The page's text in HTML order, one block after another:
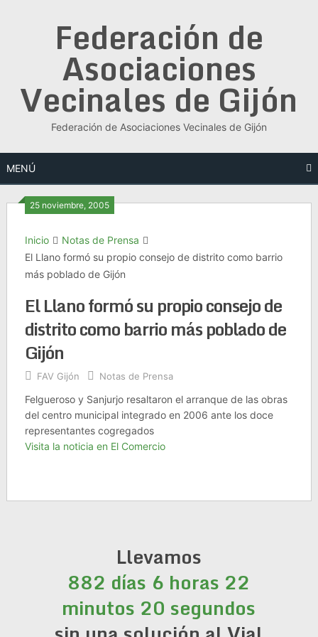
Federación de
Asociaciones
Vecinales de Gijón
Federación de Asociaciones Vecinales de Gijón
MENÚ
25 noviembre, 2005
Inicio
Notas de Prensa
El Llano formó su propio consejo de distrito como barrio
más poblado de Gijón
El Llano formó su propio consejo de
distrito como barrio más poblado de
Gijón
FAV Gijón Notas de Prensa
Felgueroso y Sanjurjo resaltaron el arranque de las obras
del centro municipal integrado en 2006 ante los doce
representantes cogregados
Visita la noticia en El Comercio
Llevamos
882 días 6 horas 22
minutos 20 segundos